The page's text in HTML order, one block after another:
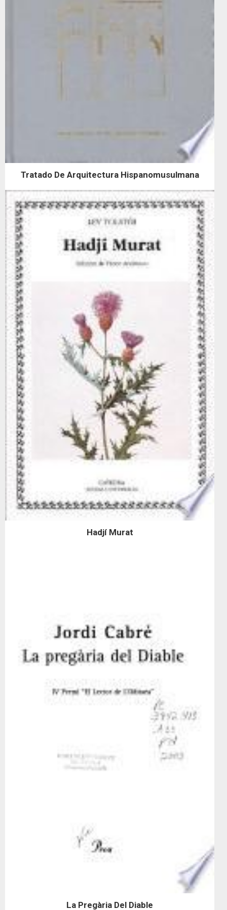
Tratado De Arquitectura Hispanomusulmana
Hadjí Murat
La Pregària Del Diable